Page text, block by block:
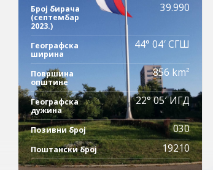
Број бирача
(септембар
2023.)
39.990
Географска
ширина
44° 04′ СГШ
Површина
општине
856 km²
Географска
дужина
22° 05′ ИГД
Позивни број 030
Поштански број 19210